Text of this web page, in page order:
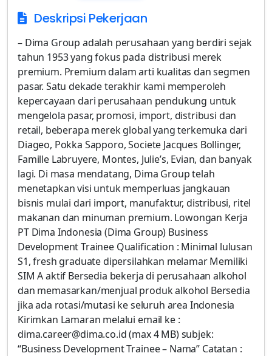
Deskripsi Pekerjaan
– Dima Group adalah perusahaan yang berdiri sejak
tahun 1953 yang fokus pada distribusi merek
premium. Premium dalam arti kualitas dan segmen
pasar. Satu dekade terakhir kami memperoleh
kepercayaan dari perusahaan pendukung untuk
mengelola pasar, promosi, import, distribusi dan
retail, beberapa merek global yang terkemuka dari
Diageo, Pokka Sapporo, Societe Jacques Bollinger,
Famille Labruyere, Montes, Julie’s, Evian, dan banyak
lagi. Di masa mendatang, Dima Group telah
menetapkan visi untuk memperluas jangkauan
bisnis mulai dari import, manufaktur, distribusi, ritel
makanan dan minuman premium. Lowongan Kerja
PT Dima Indonesia (Dima Group) Business
Development Trainee Qualification : Minimal lulusan
S1, fresh graduate dipersilahkan melamar Memiliki
SIM A aktif Bersedia bekerja di perusahaan alkohol
dan memasarkan/menjual produk alkohol Bersedia
jika ada rotasi/mutasi ke seluruh area Indonesia
Kirimkan Lamaran melalui email ke :
dima.career@dima.co.id (max 4 MB) subjek:
“Business Development Trainee – Nama” Catatan :